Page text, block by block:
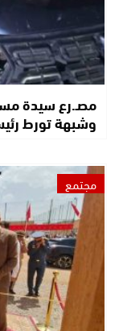
مصـ.رع سيدة
وشبهة تورط
مجتمع